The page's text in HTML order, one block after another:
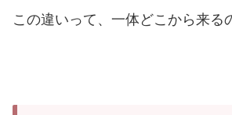
この違いって、一体どこから来る